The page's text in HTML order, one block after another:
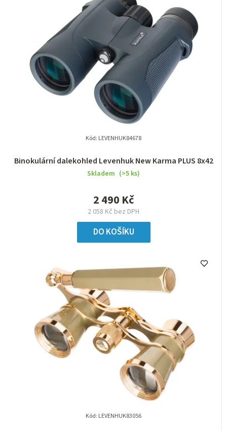
Binokulární dalekohled Levenhuk New Karma PLUS 8x42
Skladem (>5 ks)
2 058 Kč bez DPH
2 490 Kč
DO KOŠÍKU
Kód: LEVENHUK84678
Kód: LEVENHUK83056